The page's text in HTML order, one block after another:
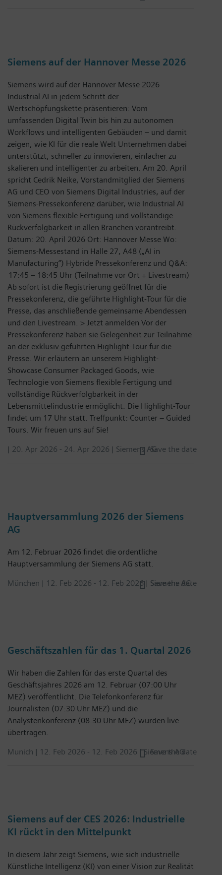
Siemens auf der Hannover Messe 2026
Siemens wird auf der Hannover Messe 2026
Industrial AI in jedem Schritt der
Wertschöpfungskette präsentieren: Vom
umfassenden Digital Twin bis hin zu autonomen
Workflows und intelligenten Gebäuden – und damit
zeigen, wie KI für die reale Welt Unternehmen dabei
unterstützt, schneller zu innovieren, einfacher zu
skalieren und intelligenter zu arbeiten. Am 20. April
spricht Cedrik Neike, Vorstandmitglied der Siemens
AG und CEO von Siemens Digital Industries, auf der
Siemens-Pressekonferenz darüber, wie Industrial AI
von Siemens flexible Fertigung und vollständige
Rückverfolgbarkeit in allen Branchen vorantreibt.
Datum: 20. April 2026 Ort: Hannover Messe Wo:
Siemens-Messestand in Halle 27, A48 („AI in
Manufacturing“) Hybride Pressekonferenz und Q&A:
17:45 – 18:45 Uhr (Teilnahme vor Ort + Livestream)
Ab sofort ist die Registrierung geöffnet für die
Pressekonferenz, die geführte Highlight-Tour für die
Presse, das anschließende gemeinsame Abendessen
und den Livestream. > Jetzt anmelden Vor der
Pressekonferenz haben sie Gelegenheit zur Teilnahme
an der exklusiv geführten Highlight-Tour für die
Presse. Wir erläutern an unserem Highlight-
Showcase Consumer Packaged Goods, wie
Technologie von Siemens flexible Fertigung und
vollständige Rückverfolgbarkeit in der
Lebensmittelindustrie ermöglicht. Die Highlight-Tour
findet um 17 Uhr statt. Treffpunkt: Counter – Guided
Tours. Wir freuen uns auf Sie!
| 20. Apr 2026 - 24. Apr 2026 | Siemens AGSave the date
Hauptversammlung 2026 der Siemens
AG
Am 12. Februar 2026 findet die ordentliche
Hauptversammlung der Siemens AG statt.
München | 12. Feb 2026 - 12. Feb 2026| Siemens AG
Save the date
Geschäftszahlen für das 1. Quartal 2026
Wir haben die Zahlen für das erste Quartal des
Geschäftsjahres 2026 am 12. Februar (07:00 Uhr
MEZ) veröffentlicht. Die Telefonkonferenz für
Journalisten (07:30 Uhr MEZ) und die
Analystenkonferenz (08:30 Uhr MEZ) wurden live
übertragen.
Munich | 12. Feb 2026 - 12. Feb 2026 | Siemens AG
Save the date
Siemens auf der CES 2026: Industrielle
KI rückt in den Mittelpunkt
In diesem Jahr zeigt Siemens, wie sich industrielle
Künstliche Intelligenz (KI) von einer Vision zur Realität